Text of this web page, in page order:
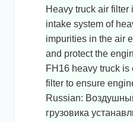
Heavy truck air
intake system of
impurities in the air
and protect the
FH16 heavy truck
filter to ensure
Russian:
грузовика